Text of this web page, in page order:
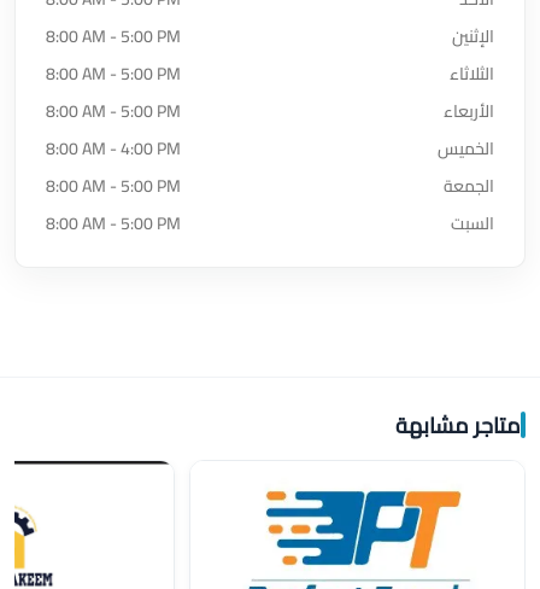
الإثنين
8:00 AM - 5:00 PM
الثلاثاء
8:00 AM - 5:00 PM
الأربعاء
8:00 AM - 5:00 PM
الخميس
8:00 AM - 4:00 PM
الجمعة
8:00 AM - 5:00 PM
السبت
8:00 AM - 5:00 PM
متاجر مشابهة